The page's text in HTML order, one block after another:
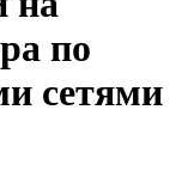
по
сетями